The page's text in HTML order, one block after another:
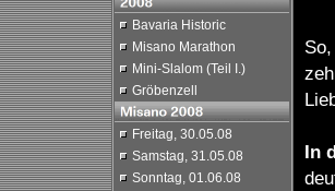
Bavaria Historic
Misano Marathon
Mini-Slalom (Teil I.)
Gröbenzell
Freitag, 30.05.08
Samstag, 31.05.08
Sonntag, 01.06.08
In